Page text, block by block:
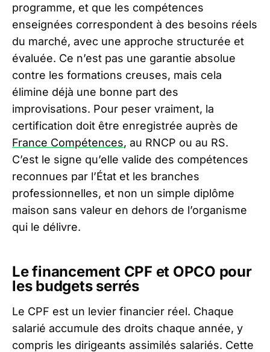
programme, et que les compétences
enseignées correspondent à des besoins réels
du marché, avec une approche structurée et
évaluée. Ce n’est pas une garantie absolue
contre les formations creuses, mais cela
élimine déjà une bonne part des
improvisations. Pour peser vraiment, la
certification doit être enregistrée auprès de
France Compétences, au RNCP ou au RS.
C’est le signe qu’elle valide des compétences
reconnues par l’État et les branches
professionnelles, et non un simple diplôme
maison sans valeur en dehors de l’organisme
qui le délivre.
Le financement CPF et OPCO pour
les budgets serrés
Le CPF est un levier financier réel. Chaque
salarié accumule des droits chaque année, y
compris les dirigeants assimilés salariés. Cette